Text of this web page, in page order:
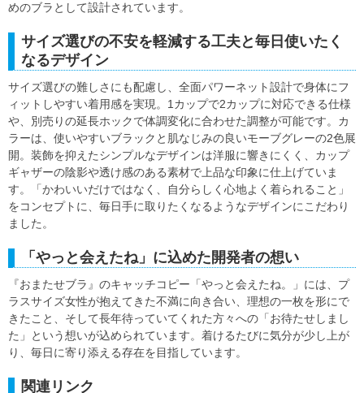
めのブラとして設計されています。
サイズ選びの不安を軽減する工夫と毎日使いたく
なるデザイン
サイズ選びの難しさにも配慮し、全面パワーネット設計で身体にフ
ィットしやすい着用感を実現。1カップで2カップに対応できる仕様
や、別売りの延長ホックで体調変化に合わせた調整が可能です。カ
ラーは、使いやすいブラックと肌なじみの良いモーブグレーの2色展
開。装飾を抑えたシンプルなデザインは洋服に響きにくく、カップ
ギャザーの陰影や透け感のある素材で上品な印象に仕上げていま
す。「かわいいだけではなく、自分らしく心地よく着られること」
をコンセプトに、毎日手に取りたくなるようなデザインにこだわり
ました。
「やっと会えたね」に込めた開発者の想い
『おまたせブラ』のキャッチコピー「やっと会えたね。」には、プ
ラスサイズ女性が抱えてきた不満に向き合い、理想の一枚を形にで
きたこと、そして長年待っていてくれた方々への「お待たせしまし
た」という想いが込められています。着けるたびに気分が少し上が
り、毎日に寄り添える存在を目指しています。
関連リンク